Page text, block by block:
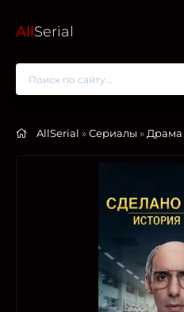
AllSerial
AllSerial »Сериалы » Драма